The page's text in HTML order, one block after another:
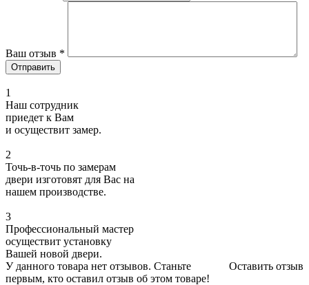
Ваш отзыв *
1
Наш сотрудник
приедет к Вам
и осуществит замер.
2
Точь-в-точь по замерам
двери изготовят для Вас на
нашем производстве.
3
Профессиональный мастер
осуществит установку
Вашей новой двери.
Оставить отзыв
У данного товара нет отзывов. Станьте
первым, кто оставил отзыв об этом товаре!